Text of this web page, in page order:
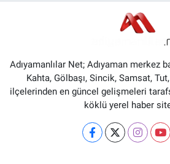
Adıyamanlılar Net; Adıyaman merkez
Kahta, Gölbaşı, Sincik, Samsat,
ilçelerinden en güncel gelişmeleri
köklü yerel haber